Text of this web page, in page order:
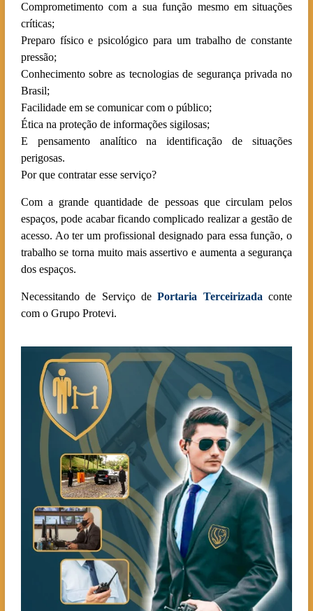
Comprometimento com a sua função mesmo em situações
críticas;
Preparo físico e psicológico para um trabalho de constante
pressão;
Conhecimento sobre as tecnologias de segurança privada no
Brasil;
Facilidade em se comunicar com o público;
Ética na proteção de informações sigilosas;
E pensamento analítico na identificação de situações
perigosas.
Por que contratar esse serviço?
Com a grande quantidade de pessoas que circulam pelos
espaços, pode acabar ficando complicado realizar a gestão de
acesso. Ao ter um profissional designado para essa função, o
trabalho se torna muito mais assertivo e aumenta a segurança
dos espaços.
Necessitando de Serviço de Portaria Terceirizadaconte
com o Grupo Protevi.